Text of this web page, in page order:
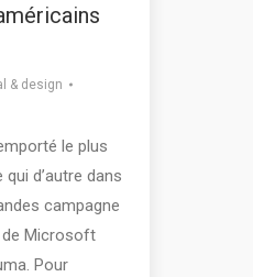
& design
le plus
d’autre dans
campagne
Microsoft
Pour